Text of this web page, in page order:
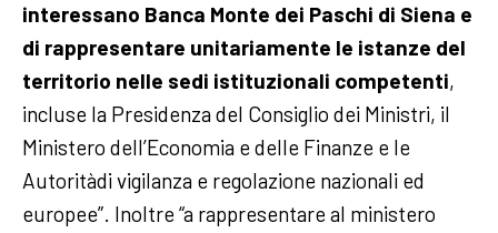
interessano Banca Monte dei Paschi di Siena e
di rappresentare unitariamente le istanze del
territorio nelle sedi istituzionali competenti,
incluse la Presidenza del Consiglio dei Ministri, il
Ministero dell’Economia e delle Finanze e le
Autoritàdi vigilanza e regolazione nazionali ed
europee”. Inoltre “a rappresentare al ministero